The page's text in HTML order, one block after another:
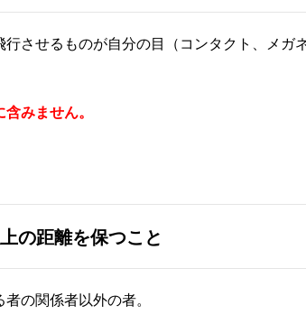
させるものが自分の目（コンタクト、メガ
みません。
の距離を保つこと
の関係者以外の者。